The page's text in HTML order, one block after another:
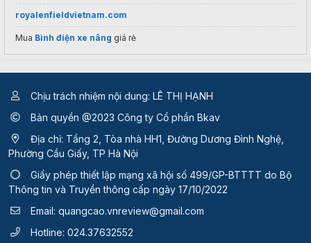
royalenfieldvietnam.com
Mua Bình điện xe nâng giá rẻ
Chịu trách nhiệm nội dung: LÊ THỊ HẠNH
Bản quyền @2023 Công ty Cổ phần Bkav
Địa chỉ: Tầng 2, Tòa nhà HH1, Đường Dương Đình Nghệ,
Phường Cầu Giấy, TP Hà Nội
Giấy phép thiết lập mạng xã hội số 499/GP-BTTTT do Bộ
Thông tin và Truyền thông cấp ngày 17/10/2022
Email: quangcao.vnreview@gmail.com
Hotline: 024.37632552